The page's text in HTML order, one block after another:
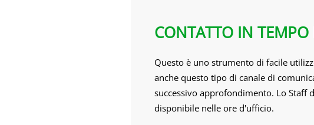
CONTATTO IN TEMPO
Questo è uno strumento di facile
anche questo tipo di canale di
successivo approfondimento. Lo Staff
disponibile nelle ore d'ufficio.